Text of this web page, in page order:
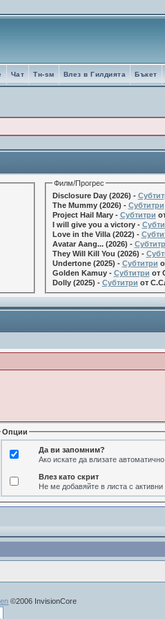
Бъкет
Влез в Гилдията
Tн-sм
Чат
Филм/Прогрес
Disclosure Day (2026) -
The Mummy (2026) - Субтитри
Project Hail Mary - Субтитри
I will give you a victory -
Love in the Villa (2022) -
Avatar Aang... (2026) -
They Will Kill You (2026) -
Undertone (2025) - Субтитри
Golden Kamuy - Субтитри от
Dolly (2025) - Субтитри от
Опции
Да ви запомним?
Ако искате да влизате автоматично
Влез като скрит
Не ме добавяйте в листа с активни
©2006 InvisionCore